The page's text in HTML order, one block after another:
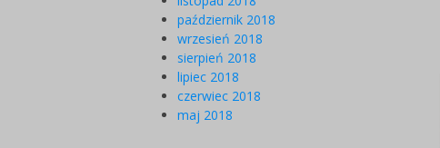
październik 2018
wrzesień 2018
sierpień 2018
lipiec 2018
czerwiec 2018
maj 2018